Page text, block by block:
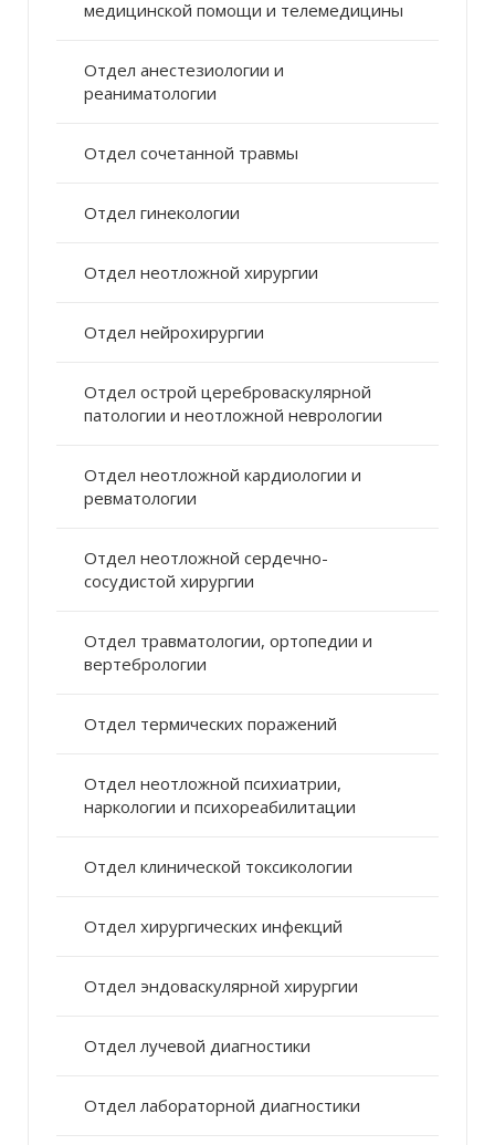
медицинской помощи и телемедицины
Отдел анестезиологии и
реаниматологии
Отдел сочетанной травмы
Отдел гинекологии
Отдел неотложной хирургии
Отдел нейрохирургии
Отдел острой цереброваскулярной
патологии и неотложной неврологии
Отдел неотложной кардиологии и
ревматологии
Отдел неотложной сердечно-
сосудистой хирургии
Отдел травматологии, ортопедии и
вертебрологии
Отдел термических поражений
Отдел неотложной психиатрии,
наркологии и психореабилитации
Отдел клинической токсикологии
Отдел хирургических инфекций
Отдел эндоваскулярной хирургии
Отдел лучевой диагностики
Отдел лабораторной диагностики